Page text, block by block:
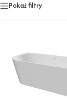
Pokaż filtry